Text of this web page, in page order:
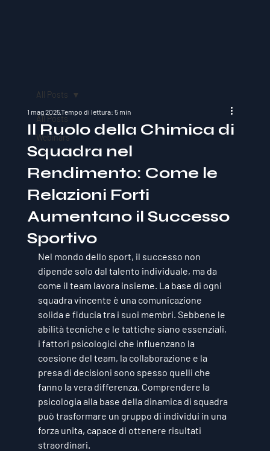
All Posts
Webinars
All Posts
Il Ruolo della Chimica di
Squadra nel
Rendimento: Come le
Relazioni Forti
Aumentano il Successo
Sportivo
1 mag 2025Tempo di lettura: 5 min
Nel mondo dello sport, il successo non
dipende solo dal talento individuale, ma da
come il team lavora insieme. La base di ogni
squadra vincente è una comunicazione
solida e fiducia tra i suoi membri. Sebbene le
abilità tecniche e le tattiche siano essenziali,
i fattori psicologici che influenzano la
coesione del team, la collaborazione e la
presa di decisioni sono spesso quelli che
fanno la vera differenza. Comprendere la
psicologia alla base della dinamica di squadra
può trasformare un gruppo di individui in una
forza unita, capace di ottenere risultati
straordinari.